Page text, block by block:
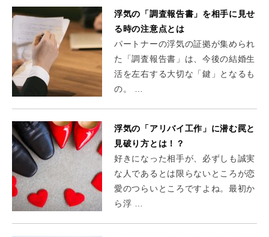
浮気の「調査報告書」を相手に見せ
る時の注意点とは
パートナーの浮気の証拠が集められ
た「調査報告書」は、今後の結婚生
活を左右する大切な「鍵」となるも
の。 …
浮気の「アリバイ工作」に潜む罠と
見破り方とは！？
好きになった相手が、必ずしも誠実
な人であるとは限らないところが恋
愛のつらいところですよね。最初か
ら浮 …